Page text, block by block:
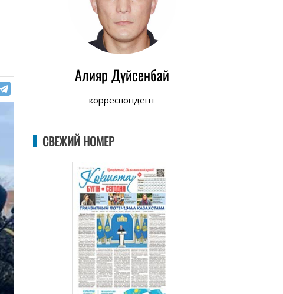
Алияр Дүйсенбай
корреспондент
СВЕЖИЙ НОМЕР